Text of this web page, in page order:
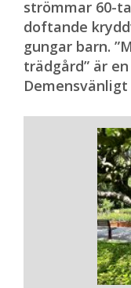
strömmar 60-
doftande
gungar barn.
trädgård” är